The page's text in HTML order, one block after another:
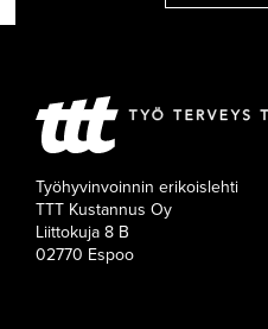
Työhyvinvoinnin erikoislehti
TTT Kustannus Oy
Liittokuja 8 B
02770 Espoo